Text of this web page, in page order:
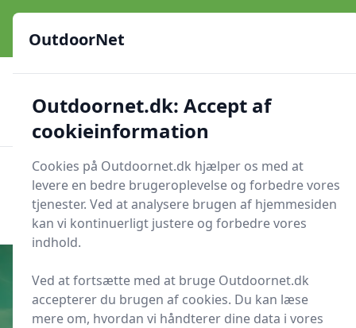
OutdoorNet - Inspiration, guides og grej til livet under åben
himmel
23 produktyper 🔐Sikker nethandel
Verificerede webshops
OutdoorNet
Søg nu
Søg nu
Udgivet iFriluftsliv
OutdoorNet
Outdoornet.dk: Accept af
cookieinformation
Cookies på Outdoornet.dk hjælper os med at
levere en bedre brugeroplevelse og forbedre vores
tjenester. Ved at analysere brugen af hjemmesiden
kan vi kontinuerligt justere og forbedre vores
indhold.
Ved at fortsætte med at bruge Outdoornet.dk
accepterer du brugen af cookies. Du kan læse
mere om, hvordan vi håndterer dine data i vores